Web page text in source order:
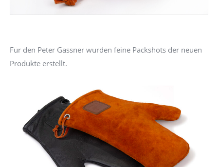
Für den Peter Gassner wurden feine Packshots der neuen
Produkte erstellt.